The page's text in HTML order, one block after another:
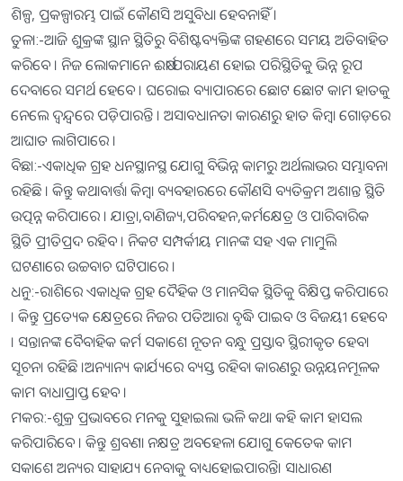
ଶିଳ୍ପ, ପ୍ରକଳ୍ପାରମ୍ଭ ପାଇଁ କୌଣସି ଅସୁବିଧା ହେବନାହିଁ ।
ତୁଳା:-ଆଜି ଶୁକ୍ରଙ୍କ ସ୍ଥାନ ସ୍ଥିତିରୁ ବିଶିଷ୍ଟବ୍ୟକ୍ତିଙ୍କ ଗହଣରେ ସମୟ ଅତିବାହିତ
କରିବେ । ନିଜ ଲୋକମାନେ ଈର୍ଷା ପରାୟଣ ହୋଇ ପରିସ୍ଥିତିକୁ ଭିନ୍ନ ରୂପ
ଦେବାରେ ସମର୍ଥ ହେବେ । ଘରୋଇ ବ୍ୟାପାରରେ ଛୋଟ ଛୋଟ କାମ ହାତକୁ
ନେଲେ ଦ୍ୱନ୍ଦ୍ବରେ ପଡ଼ିପାରନ୍ତି । ଅସାବଧାନତା କାରଣରୁ ହାତ କିମ୍ବା ଗୋଡ଼ରେ
ଆଘାତ ଲାଗିପାରେ ।
ବିଛା:-ଏକାଧିକ ଗ୍ରହ ଧନସ୍ଥାନସ୍ଥ ଯୋଗୁ ବିଭିନ୍ନ କାମରୁ ଅର୍ଥଲାଭର ସମ୍ଭାବନା
ରହିଛି । କିନ୍ତୁ କଥାବାର୍ତ୍ତା କିମ୍ବା ବ୍ୟବହାରରେ କୌଣସି ବ୍ୟତିକ୍ରମ ଅଶାନ୍ତ ସ୍ଥିତି
ଉତ୍ପନ୍ନ କରିପାରେ । ଯାତ୍ରା,ବାଣିଜ୍ୟ,ପରିବହନ,କର୍ମକ୍ଷେତ୍ର ଓ ପାରିବାରିକ
ସ୍ଥିତି ପ୍ରୀତିପ୍ରଦ ରହିବ । ନିକଟ ସମ୍ପର୍କୀୟ ମାନଙ୍କ ସହ ଏକ ମାମୁଲି
ଘଟଣାରେ ଉଚ୍ଚବାଚ ଘଟିପାରେ ।
ଧନୁ:-ରାଶିରେ ଏକାଧିକ ଗ୍ରହ ଦୈହିକ ଓ ମାନସିକ ସ୍ଥିତିକୁ ବିକ୍ଷିପ୍ତ କରିପାରେ
। କିନ୍ତୁ ପ୍ରତ୍ୟେକ କ୍ଷେତ୍ରରେ ନିଜର ପତିଆରା ବୃଦ୍ଧି ପାଇବ ଓ ବିଜୟୀ ହେବେ
। ସନ୍ତାନଙ୍କ ବୈବାହିକ କର୍ମ ସକାଶେ ନୂତନ ବନ୍ଧୁ ପ୍ରସ୍ତାବ ସ୍ଥିରୀକୃତ ହେବା
ସୂଚନା ରହିଛି ।ଅନ୍ୟାନ୍ୟ କାର୍ଯ୍ୟରେ ବ୍ୟସ୍ତ ରହିବା କାରଣରୁ ଉନ୍ନୟନମୂଳକ
କାମ ବାଧାପ୍ରାପ୍ତ ହେବ ।
ମକର:-ଶୁକ୍ର ପ୍ରଭାବରେ ମନକୁ ସୁହାଇଲା ଭଳି କଥା କହି କାମ ହାସଲ
କରିପାରିବେ । କିନ୍ତୁ ଶ୍ରବଣା ନକ୍ଷତ୍ର ଅବହେଳା ଯୋଗୁ କେତେକ କାମ
ସକାଶେ ଅନ୍ୟର ସାହାଯ୍ୟ ନେବାକୁ ବାଧ୍ୟହୋଇପାରନ୍ତି। ସାଧାରଣ